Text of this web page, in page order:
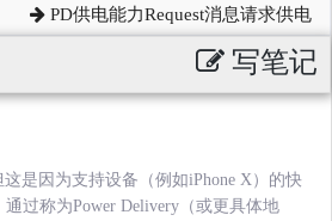
PD供电能力Request消息请求供电
写笔记
是因为支持设备（例如iPhone X）的快
过称为Power Delivery（或更具体地